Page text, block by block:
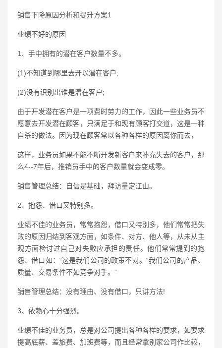
销售下降原因分析和提升方案1
业绩不好的原因
1、手中拥有的潜在客户数量不多。
(1)不知道到哪里去开以潜在客户;
(2)没有识别出谁是潜在客户;
由于开发潜在客户是一项费时劳力的工作，因此一些业务员不
愿意去开发潜在顾客，只满足于和现有顾客打交道，这是一种
自杀的做法。因为现在顾客常以各种各样的原因离你而去，
这样，业务员如果不能不断开发新客户来补充失去的客户，那
么4--7年后，推销员手中的客户数量就会变成零。
销售管理总结：自信是基础，拜访量定江山。
2、抱怨、借口又特别多。
业绩不佳的业务员，常常抱怨，借口又特别多，他们常常把失
败的原因归结到客观方面，如条件、对方、他人等，从未从主
观方面检讨过自己对失败应承担的责任。他们常常提到的抱
怨、借口如：“这是我们公司的政策不对。“我们公司的产品、
质量、交易条件不如竞争对手。”
销售管理总结：没有理由、没有借口，只讲方法!
3、依赖心十分强烈。
业绩不佳的业务员，总是对公司提出各种各样的要求，如要求
提高底薪、差旅费、加班费等，而且经常拿别家公司作比较，